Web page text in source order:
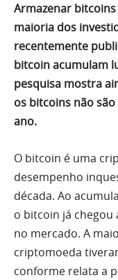
Armazenar
maioria dos
recentemente
bitcoin acumulam
pesquisa mostra
os bitcoins não
ano.
O bitcoin é uma
desempenho
década. Ao
o bitcoin já chegou
no mercado. A
criptomoeda
conforme relata a